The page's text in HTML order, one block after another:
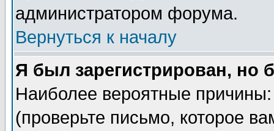
администратором форума.
Вернуться к началу
Я был зарегистрирован, но
Наиболее вероятные
(проверьте письмо, которое